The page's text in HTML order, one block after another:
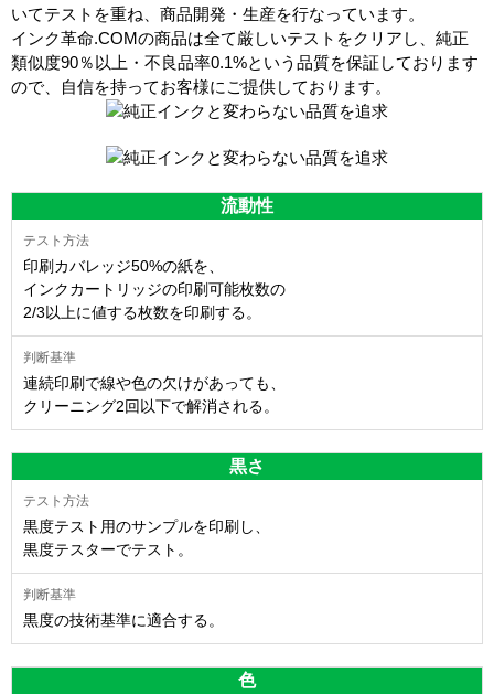
いてテストを重ね、商品開発・生産を行なっています。
インク革命.COMの商品は全て厳しいテストをクリアし、 純正
類似度90％以上・不良品率0.1%という品質を保証しております
ので、自信を持ってお客様にご提供しております。
流動性
印刷カバレッジ50%の紙を、
インクカートリッジの印刷可能枚数の
2/3以上に値する枚数を印刷する。
連続印刷で線や色の欠けがあっても、
クリーニング2回以下で解消される。
黒さ
黒度テスト用のサンプルを印刷し、
黒度テスターでテスト。
黒度の技術基準に適合する。
色